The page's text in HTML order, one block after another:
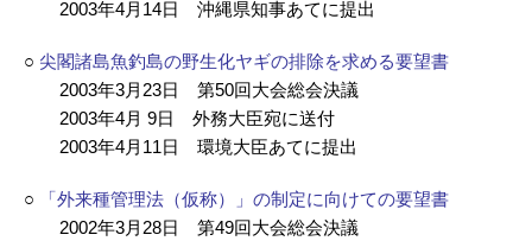
2003年4月14日 沖縄県知事あてに提出
○ 尖閣諸島魚釣島の野生化ヤギの排除を求める要望書
2003年3月23日 第50回大会総会決議
2003年4月 9日 外務大臣宛に送付
2003年4月11日 環境大臣あてに提出
○
「外来種管理法（仮称）」の制定に向けての要望書
2002年3月28日 第49回大会総会決議